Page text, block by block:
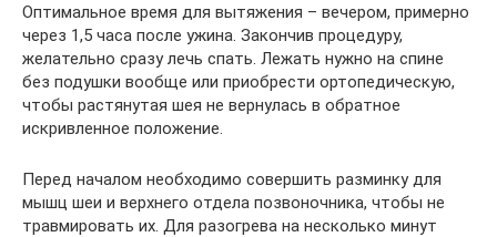
Оптимальное время для вытяжения – вечером, примерно
через 1,5 часа после ужина. Закончив процедуру,
желательно сразу лечь спать. Лежать нужно на спине
без подушки вообще или приобрести ортопедическую,
чтобы растянутая шея не вернулась в обратное
искривленное положение.
Перед началом необходимо совершить разминку для
мышц шеи и верхнего отдела позвоночника, чтобы не
травмировать их. Для разогрева на несколько минут